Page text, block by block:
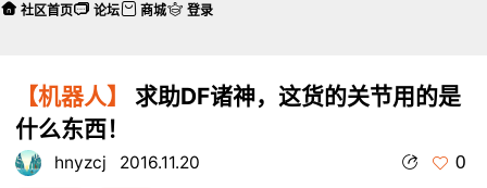
【机器人】
求助DF诸神，这货的关节用的是
什么东西！
hnyzcj 2016.11.20 0
社区首页 论坛 商城 登录